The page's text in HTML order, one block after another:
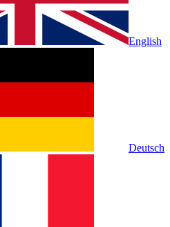
English
Deutsch